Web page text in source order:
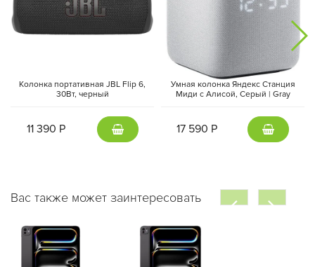
Колонка портативная JBL Flip 6,
30Вт, черный
11 390 Р
Умная колонка Яндекс Станция
Миди с Алисой, Cерый | Gray
17 590 Р
Вас также может заинтересовать